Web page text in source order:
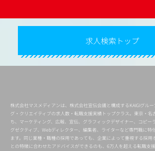
求人検索トップ
株式会社マスメディアンは、株式会社宣伝会議と構成するKAIGIグル
グ・クリエイティブの求人数・転職支援実績トップクラス。東京・名
ち、マーケティング、広報、宣伝、グラフィックデザイナー、コピー
グゼクティブ、Webディレクター、編集者、ライターなど専門職に特
ます。同じ業種・職種の採用であっても、企業によって重視する採用
との特徴に合わせたアドバイスができるのも、6万人を超える転職支